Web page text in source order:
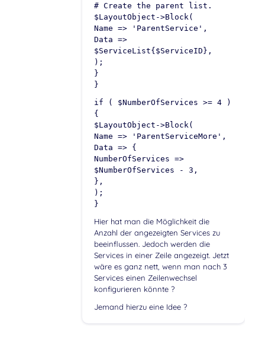
# Create the parent list.
$LayoutObject->Block(
Name => 'ParentService',
Data =>
$ServiceList{$ServiceID},
);
}
}
if ( $NumberOfServices >= 4 )
{
$LayoutObject->Block(
Name => 'ParentServiceMore',
Data => {
NumberOfServices =>
$NumberOfServices - 3,
},
);
}
Hier hat man die Möglichkeit die
Anzahl der angezeigten Services zu
beeinflussen. Jedoch werden die
Services in einer Zeile angezeigt. Jetzt
wäre es ganz nett, wenn man nach 3
Services einen Zeilenwechsel
konfigurieren könnte ?
Jemand hierzu eine Idee ?